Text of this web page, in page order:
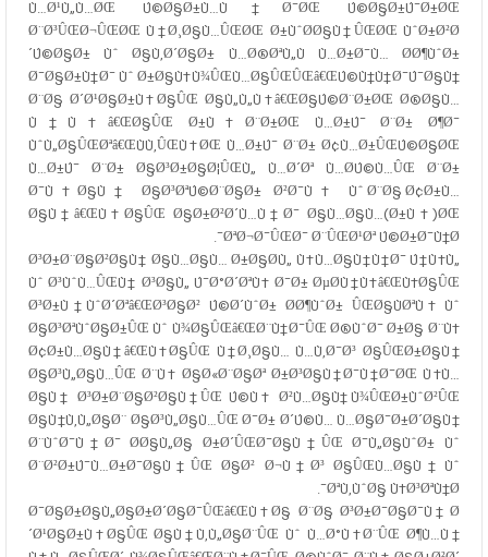
Ù…Ø¹Ù„Ù…ØŒ Ú©Ø§Ø±Ù…Ù†Ø¯ØŒ Ú©Ø§Ø±Ú¯Ø±ØŒ
Ø¨Ø³ÛŒØ¬ÛŒØŒ Ù†Ø¸Ø§Ù…ÛŒØŒ Ø±ÙˆØ­Ø§Ù†ÛŒØŒ ÙˆØ±Ø²Ø
´Ú©Ø§Ø± Ùˆ Ø§Ù‚Ø´Ø§Ø± Ù…Ø®ØªÙ„Ù Ù…Ø±Ø¯Ù… Ø­Ø¶ÙˆØ±
Ø¯Ø§Ø±Ù†Ø¯ Ùˆ Ø±Ø§Ù‡Ù¾ÛŒÙ…Ø§ÛŒÛŒâ€ŒÚ©Ù†Ù†Ø¯Ú¯Ø§Ù†
Ø¨Ø§ Ø´Ø¹Ø§Ø±Ù‡Ø§ÛŒ Ø§Ù„Ù„Ù‡â€ŒØ§Ú©Ø¨Ø±ØŒ Ø®Ø§Ù…
Ù†Ù‡â€ŒØ§ÛŒ Ø±Ù‡Ø¨Ø±ØŒ Ù…Ø±Ú¯ Ø¨Ø± Ø¶Ø¯
ÙˆÙ„Ø§ÛŒØªâ€ŒÙÙ‚ÛŒÙ‡ØŒ Ù…Ø±Ú¯ Ø¨Ø± Ø¢Ù…Ø±ÛŒÚ©Ø§ØŒ
Ù…Ø±Ú¯ Ø¨Ø± Ø§Ø³Ø±Ø§Ø¦ÛŒÙ„ Ù…Ø´Øª Ù…Ø­Ú©Ù…ÛŒ Ø¨Ø±
Ø¯Ù‡Ø§Ù† Ø§Ø³ØªÚ©Ø¨Ø§Ø± Ø²Ø¯Ù‡ Ùˆ Ø¨Ø§ Ø¢Ø±Ù…
Ø§Ù†â€ŒÙ‡Ø§ÛŒ Ø§Ø±Ø²Ø´Ù…Ù†Ø¯ Ø§Ù…Ø§Ù…(Ø±Ù‡)ØŒ
ØªØ¬Ø¯ÛŒØ¯ Ø¨ÛŒØ¹Øª Ú©Ø±Ø¯Ù†Ø¯.
Ø³Ø±Ø¨Ø§Ø²Ø§Ù† Ø§Ù…Ø§Ù… Ø±Ø§Ø­Ù„ Ù‡Ù…Ø§Ù†Ù†Ø¯ Ú†Ù‡Ù„
Ùˆ Ø³ÙˆÙ…ÛŒÙ† Ø³Ø§Ù„ Ú¯Ø°Ø´ØªÙ‡ Ø¯Ø± ØµØ­Ù†Ù‡â€ŒÙ‡Ø§ÛŒ
Ø³Ø±Ù†ÙˆØ´Øªâ€ŒØ³Ø§Ø² Ú©Ø´ÙˆØ± Ø­Ø¶ÙˆØ± ÛŒØ§ÙØªÙ‡ Ùˆ
Ø§Ø³ØªÙˆØ§Ø±ÛŒ Ùˆ Ù¾Ø§ÛŒâ€ŒØ¨Ù†Ø¯ÛŒ Ø®ÙˆØ¯ Ø±Ø§ Ø¨Ù‡
Ø¢Ø±Ù…Ø§Ù†â€ŒÙ‡Ø§ÛŒ Ù†Ø¸Ø§Ù… Ù…Ù‚Ø¯Ø³ Ø§ÛŒØ±Ø§Ù†
Ø§Ø³Ù„Ø§Ù…ÛŒ Ø¨Ù‡ Ø§Ø«Ø¨Ø§Øª Ø±Ø³Ø§Ù†Ø¯Ù†Ø¯ØŒ Ù‡Ù…
Ø§Ù† Ø³Ø±Ø¨Ø§Ø²Ø§Ù†ÛŒ Ú©Ù‡ Ø²Ù…Ø§Ù† Ù¾ÛŒØ±ÙˆØ²ÛŒ
Ø§Ù†Ù‚Ù„Ø§Ø¨ Ø§Ø³Ù„Ø§Ù…ÛŒ Ø¯Ø± Ø´Ú©Ù… Ù…Ø§Ø¯Ø±Ø´Ø§Ù†
Ø¨ÙˆØ¯Ù†Ø¯ Ø­Ø§Ù„Ø§ Ø±Ø´ÛŒØ¯Ø§Ù†ÛŒ Ø¯Ù„Ø§ÙˆØ± Ùˆ
Ø¨Ø²Ø±Ú¯Ù…Ø±Ø¯Ø§Ù†ÛŒ Ø§Ø² Ø¬Ù†Ø³ Ø§ÛŒÙ…Ø§Ù† Ùˆ
ØªÙ‚ÙˆØ§ Ù‡Ø³ØªÙ†Ø¯.
Ø¯Ø§Ø±Ø§Ù„Ø§Ø±Ø´Ø§Ø¯ÛŒâ€ŒÙ‡Ø§ Ø¨Ø§ Ø³Ø±Ø¯Ø§Ø¯Ù† Ø
´Ø¹Ø§Ø±Ù‡Ø§ÛŒ Ø§Ù†Ù‚Ù„Ø§Ø¨ÛŒ Ùˆ Ù…Ø°Ù‡Ø¨ÛŒ Ø¶Ù…Ù†